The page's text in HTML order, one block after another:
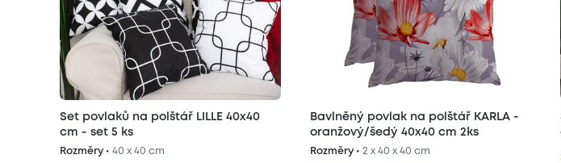
Set povlaků na polštář LILLE 40x40
cm - set 5 ks
Rozměry •40 x 40 cm
Bavlněný povlak na polštář KARLA -
oranžový/šedý 40x40 cm 2ks
Rozměry • 2 x 40 x 40 cm